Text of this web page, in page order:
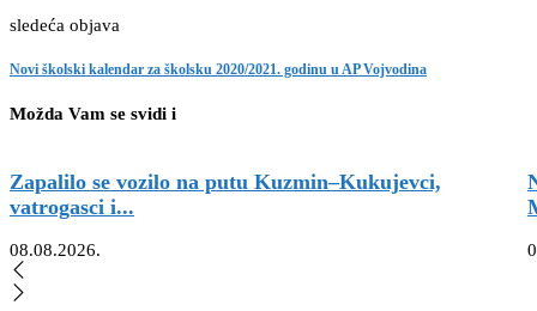
sledeća objava
Novi školski kalendar za školsku 2020/2021. godinu u AP Vojvodina
Možda Vam se svidi i
Zapalilo se vozilo na putu Kuzmin–Kukujevci,
vatrogasci i...
08.08.2026.